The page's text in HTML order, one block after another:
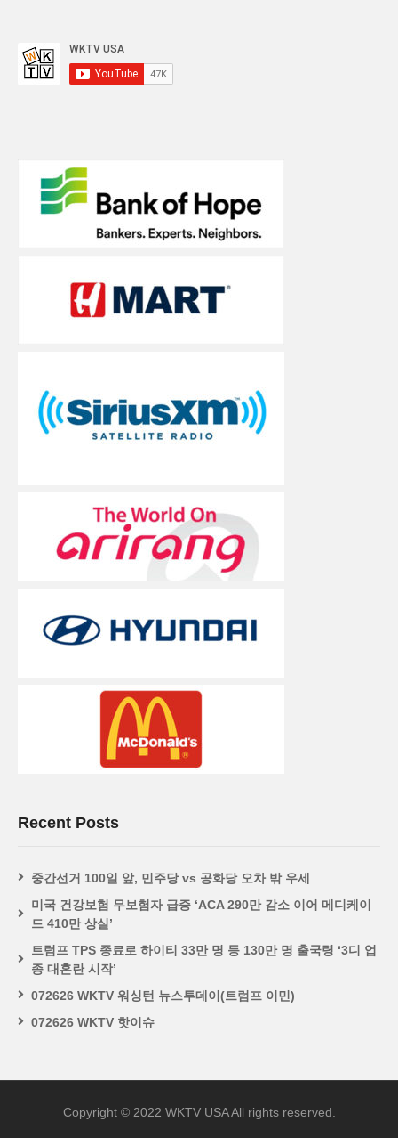
Recent Posts
중간선거 100일 앞, 민주당 vs 공화당 오차 밖 우세
미국 건강보험 무보험자 급증 ‘ACA 290만 감소 이어 메디케이
드 410만 상실’
트럼프 TPS 종료로 하이티 33만 명 등 130만 명 출국령 ‘3디 업
종 대혼란 시작’
072626 WKTV 워싱턴 뉴스투데이(트럼프 이민)
072626 WKTV 핫이슈
Copyright © 2022 WKTV USA All rights reserved.